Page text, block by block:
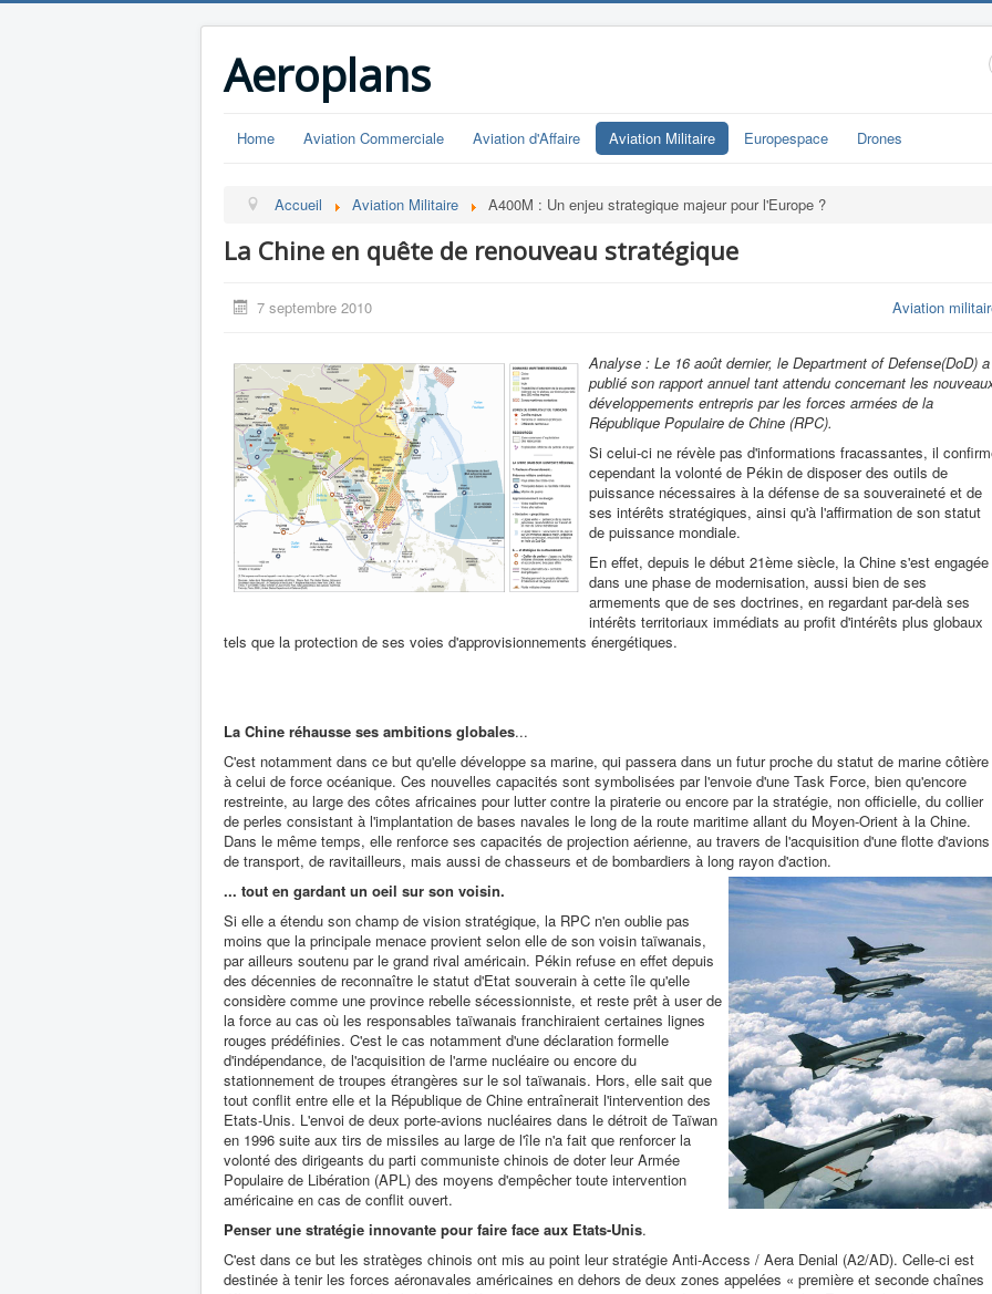
Aeroplans
Home Aviation Commerciale Aviation d'Affaire Aviation Militaire Europespace Drones
Accueil Aviation Militaire A400M : Un enjeu strategique majeur pour l'Europe ?
La Chine en quête de renouveau stratégique
7 septembre 2010 Aviation
Analyse : Le 16 août dernier, le Department of Defense(DoD) a
publié son rapport annuel tant attendu concernant les
développements entrepris par les forces armées de la
République Populaire de Chine (RPC).
Si celui-ci ne révèle pas d'informations fracassantes, il
cependant la volonté de Pékin de disposer des outils de
puissance nécessaires à la défense de sa souveraineté et de
ses intérêts stratégiques, ainsi qu'à l'affirmation de son statut
de puissance mondiale.
En effet, depuis le début 21ème siècle, la Chine s'est engagée
dans une phase de modernisation, aussi bien de ses
armements que de ses doctrines, en regardant par-delà ses
intérêts territoriaux immédiats au profit d'intérêts plus globaux
tels que la protection de ses voies d'approvisionnements énergétiques.
La Chine réhausse ses ambitions globales...
C'est notamment dans ce but qu'elle développe sa marine, qui passera dans un futur proche du statut de marine côtière
à celui de force océanique. Ces nouvelles capacités sont symbolisées par l'envoie d'une Task Force, bien qu'encore
restreinte, au large des côtes africaines pour lutter contre la piraterie ou encore par la stratégie, non officielle, du collier
de perles consistant à l'implantation de bases navales le long de la route maritime allant du Moyen-Orient à la Chine.
Dans le même temps, elle renforce ses capacités de projection aérienne, au travers de l'acquisition d'une flotte d'avions
de transport, de ravitailleurs, mais aussi de chasseurs et de bombardiers à long rayon d'action.
... tout en gardant un oeil sur son voisin.
Si elle a étendu son champ de vision stratégique, la RPC n'en oublie pas
moins que la principale menace provient selon elle de son voisin taïwanais,
par ailleurs soutenu par le grand rival américain. Pékin refuse en effet depuis
des décennies de reconnaître le statut d'Etat souverain à cette île qu'elle
considère comme une province rebelle sécessionniste, et reste prêt à user de
la force au cas où les responsables taïwanais franchiraient certaines lignes
rouges prédéfinies. C'est le cas notamment d'une déclaration formelle
d'indépendance, de l'acquisition de l'arme nucléaire ou encore du
stationnement de troupes étrangères sur le sol taïwanais. Hors, elle sait que
tout conflit entre elle et la République de Chine entraînerait l'intervention des
Etats-Unis. L'envoi de deux porte-avions nucléaires dans le détroit de Taïwan
en 1996 suite aux tirs de missiles au large de l'île n'a fait que renforcer la
volonté des dirigeants du parti communiste chinois de doter leur Armée
Populaire de Libération (APL) des moyens d'empêcher toute intervention
américaine en cas de conflit ouvert.
Penser une stratégie innovante pour faire face aux Etats-Unis.
C'est dans ce but les stratèges chinois ont mis au point leur stratégie Anti-Access / Aera Denial (A2/AD). Celle-ci est
destinée à tenir les forces aéronavales américaines en dehors de deux zones appelées « première et seconde chaînes